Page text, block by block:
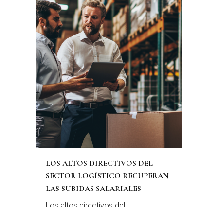
LOS ALTOS DIRECTIVOS DEL
SECTOR LOGÍSTICO RECUPERAN
LAS SUBIDAS SALARIALES